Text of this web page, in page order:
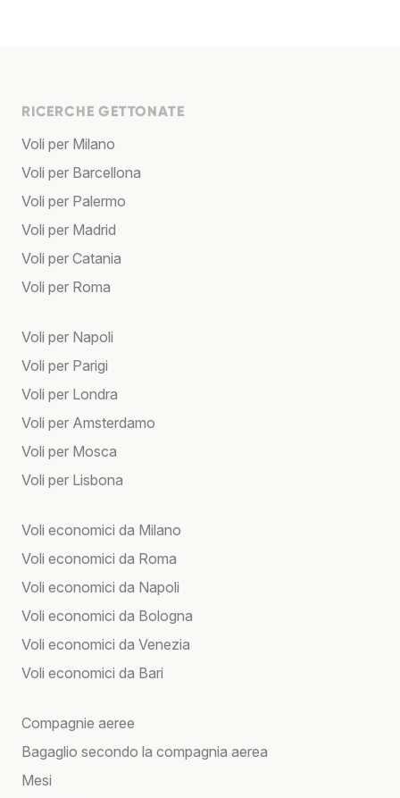
RICERCHE GETTONATE
Voli per Milano
Voli per Barcellona
Voli per Palermo
Voli per Madrid
Voli per Catania
Voli per Roma
Voli per Napoli
Voli per Parigi
Voli per Londra
Voli per Amsterdamo
Voli per Mosca
Voli per Lisbona
Voli economici da Milano
Voli economici da Roma
Voli economici da Napoli
Voli economici da Bologna
Voli economici da Venezia
Voli economici da Bari
Compagnie aeree
Bagaglio secondo la compagnia aerea
Mesi